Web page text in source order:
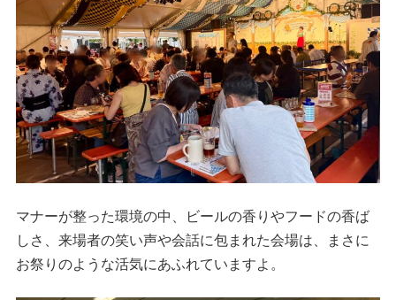
マナーが整った環境の中、ビールの香りやフードの香ば
しさ、来場者の笑い声や会話に包まれた会場は、まさに
お祭りのような活気にあふれていますよ。